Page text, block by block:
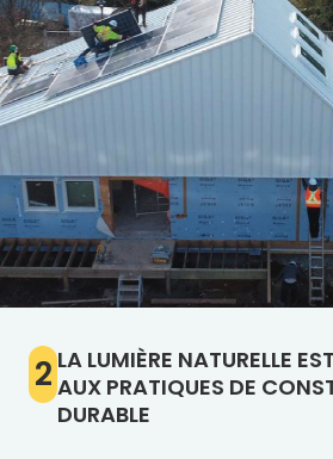
2 LA LUMIÈRE NATURELLE
AUX PRATIQUES DE
DURABLE